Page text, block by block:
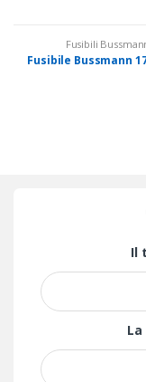
Fusibili
Fusibile Bussmann
Il